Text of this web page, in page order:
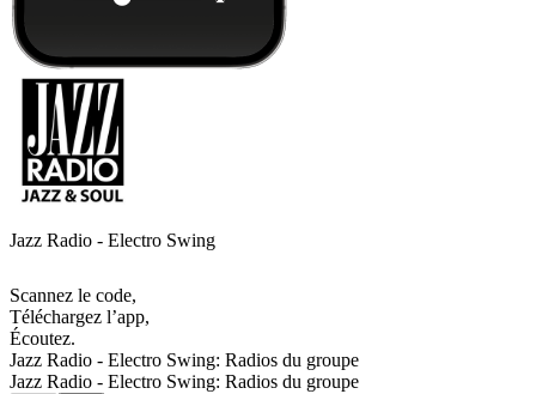
Jazz Radio - Electro Swing
Scannez le code,
Téléchargez l’app,
Écoutez.
Jazz Radio - Electro Swing: Radios du groupe
Jazz Radio - Electro Swing: Radios du groupe